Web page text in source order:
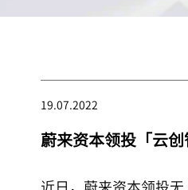
19.07.2022
蔚来资本领投「云